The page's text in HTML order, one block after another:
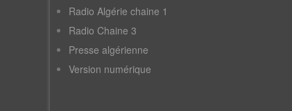
Radio Algérie chaine 1
Radio Chaine 3
Presse algérienne
Version numérique